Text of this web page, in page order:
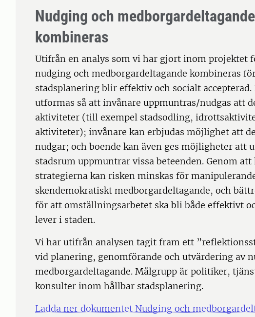
Nudging och
kombineras
Utifrån en analys som vi har gjort inom projektet
nudging och medborgardeltagande kombineras
stadsplanering blir effektiv och socialt accepterad.
utformas så att invånare uppmuntras/nudgas att
aktiviteter (till exempel stadsodling,
aktiviteter); invånare kan erbjudas möjlighet att
nudgar; och boende kan även ges möjligheter att
stadsrum uppmuntrar vissa beteenden. Genom
strategierna kan risken minskas för
skendemokratiskt medborgardeltagande, och
för att omställningsarbetet ska bli både effektivt
lever i staden.
Vi har utifrån analysen tagit fram ett
vid planering, genomförande och utvärdering av
medborgardeltagande. Målgrupp är politiker,
konsulter inom hållbar stadsplanering.
Ladda ner dokumentet Nudging och